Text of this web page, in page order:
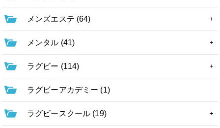
メンズエステ (64)
メンタル (41)
ラグビー (114)
ラグビーアカデミー (1)
ラグビースクール (19)